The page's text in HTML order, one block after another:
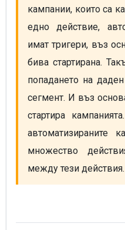
кампании, които са
едно действие,
имат тригери, въз
бива стартирана.
попадането на
сегмент. И въз
стартира
автоматизираните
множество
между тези действия.